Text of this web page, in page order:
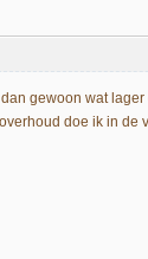
gewoon wat
doe ik in de